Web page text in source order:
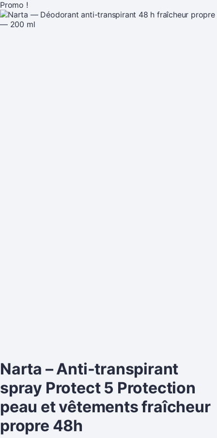
Promo !
Narta – Anti-transpirant
spray Protect 5 Protection
peau et vêtements fraîcheur
propre 48h